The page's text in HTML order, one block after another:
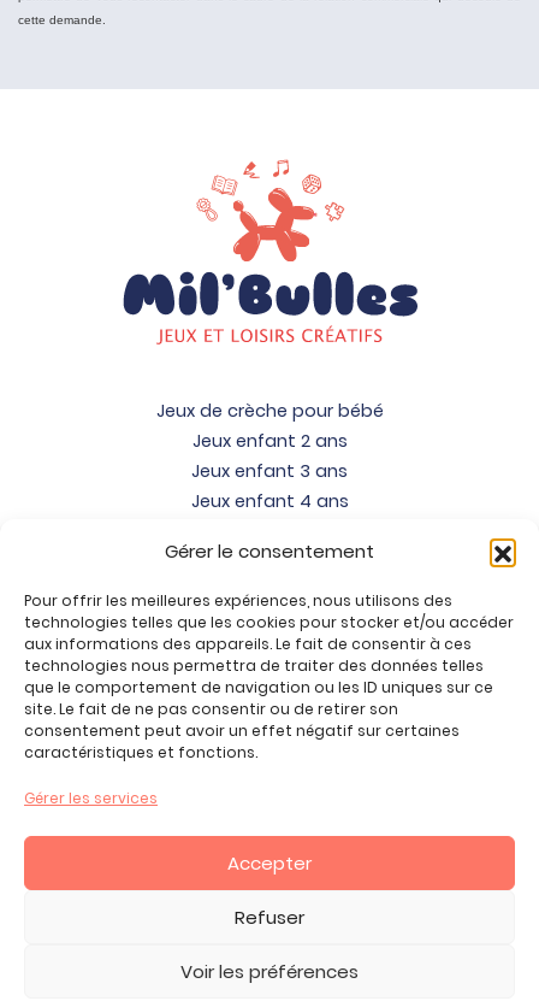
Gérer le consentement
Pour offrir les meilleures expériences, nous utilisons des
technologies telles que les cookies pour stocker et/ou accéder
aux informations des appareils. Le fait de consentir à ces
technologies nous permettra de traiter des données telles
que le comportement de navigation ou les ID uniques sur ce
site. Le fait de ne pas consentir ou de retirer son
consentement peut avoir un effet négatif sur certaines
caractéristiques et fonctions.
Gérer les services
Accepter
Refuser
Voir les préférences
cette demande.
Jeux de crèche pour bébé
Jeux enfant 2 ans
Jeux enfant 3 ans
Jeux enfant 4 ans
Jeux enfant 6 ans
Jeux enfant 7 ans
Jeux enfant 8 ans
Jeux enfant 9 ans
Jeux enfant 10 ans
Jeux enfant 11 ans
Jeux enfant 12 ans
Promos jeux de loisirs créatifs
Plan du site
Contact
CGV